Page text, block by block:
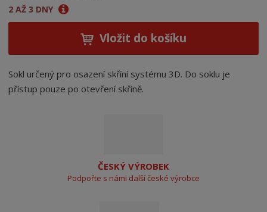
2 AŽ 3 DNY
Vložit do košíku
Sokl určený pro osazení skříní systému 3D. Do soklu je
přístup pouze po otevření skříně.
ČESKÝ VÝROBEK
Podpořte s námi další české výrobce